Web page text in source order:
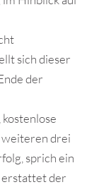
sich dieser
der
weiteren drei
sprich ein
erstattet der